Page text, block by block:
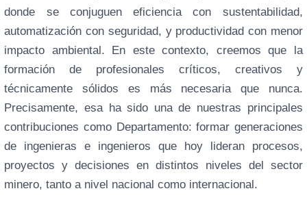
donde se conjuguen eficiencia con sustentabilidad,
automatización con seguridad, y productividad con menor
impacto ambiental. En este contexto, creemos que la
formación de profesionales críticos, creativos y
técnicamente sólidos es más necesaria que nunca.
Precisamente, esa ha sido una de nuestras principales
contribuciones como Departamento: formar generaciones
de ingenieras e ingenieros que hoy lideran procesos,
proyectos y decisiones en distintos niveles del sector
minero, tanto a nivel nacional como internacional.